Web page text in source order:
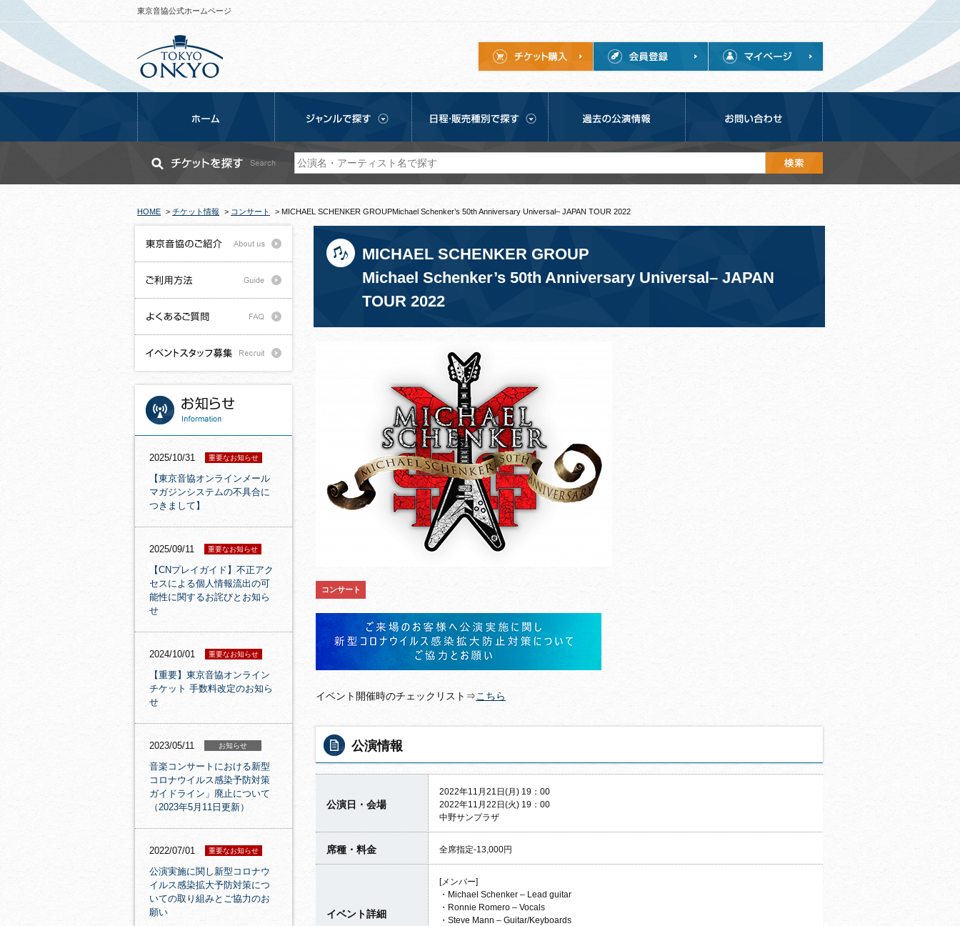
東京音協公式ホームページ
HOME > チケット情報 > コンサート > MICHAEL SCHENKER GROUPMichael Schenker’s 50th Anniversary Universal– JAPAN TOUR 2022
MICHAEL SCHENKER GROUP
Michael Schenker’s 50th Anniversary Universal– JAPAN
TOUR 2022
コンサート
イベント開催時のチェックリスト⇒こちら
公演情報
公演日・会場
2022年11月21日(月) 19：00
2022年11月22日(火) 19：00
中野サンプラザ
席種・料金 全席指定-13,000円
イベント詳細
[メンバー]
・Michael Schenker – Lead guitar
・Ronnie Romero – Vocals
・Steve Mann – Guitar/Keyboards
2025/10/31 重要なお知らせ
【東京音協オンラインメール
マガジンシステムの不具合に
つきまして】
2025/09/11 重要なお知らせ
【CNプレイガイド】不正アク
セスによる個人情報流出の可
能性に関するお詫びとお知ら
せ
2024/10/01 重要なお知らせ
【重要】東京音協オンライン
チケット 手数料改定のお知ら
せ
2023/05/11 お知らせ
音楽コンサートにおける新型
コロナウイルス感染予防対策
ガイドライン」廃止について
（2023年5月11日更新）
2022/07/01 重要なお知らせ
公演実施に関し新型コロナウ
イルス感染拡大予防対策につ
いての取り組みとご協力のお
願い